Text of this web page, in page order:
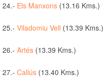
24.- Els Manxons (13.16 Kms.)
25.- Viladomiu Vell (13.39 Kms.)
26.- Artés (13.39 Kms.)
27.- Callús (13.40 Kms.)